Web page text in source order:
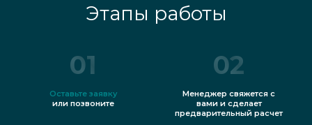
Этапы работы
01
Оставьте заявку
или позвоните
02
Менеджер свяжется с
вами и сделает
предварительный расчет